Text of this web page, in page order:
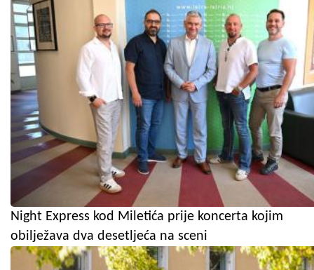
Night Express kod Miletića prije koncerta kojim
obilježava dva desetljeća na sceni